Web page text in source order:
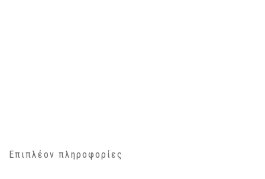
Επιπλέον πληροφορίες